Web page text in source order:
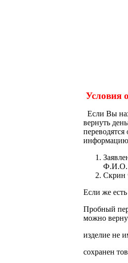
Условия
Если Вы
вернуть
Ф.И.О.
Скрин
Если же
Пробный
можно
изделие не
сохранен